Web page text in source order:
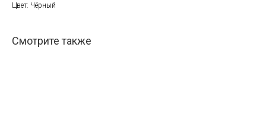
Цвет: Чёрный
Смотрите также